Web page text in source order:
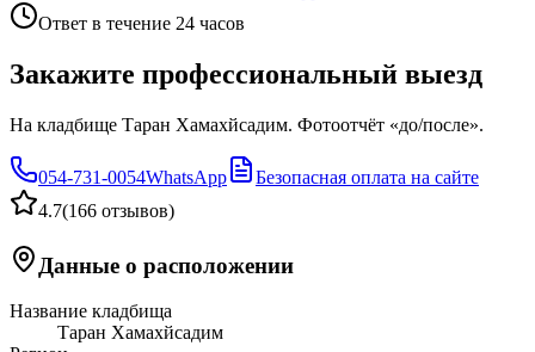
Ответ в течение 24 часов
Закажите профессиональный выезд
На кладбище Таран Хамахйсадим. Фотоотчёт «до/после».
054-731-0054WhatsApp
Безопасная оплата на сайте
4.7(166 отзывов)
Данные о расположении
Название кладбища
Таран Хамахйсадим